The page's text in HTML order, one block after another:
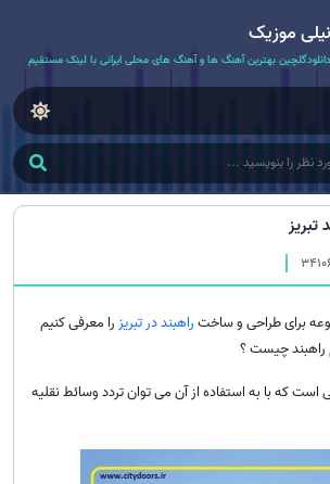
نیلی موزیک
دانلودگلچین بهترین آهنگ ها و آهنگ های محلی ایرانی با لینک مستقیم
برای طراحی و ساختراهبند در تبریز را معرفی کنیم
راهبند چیست ؟
که با به استفاده از آن می توان تردد وسائط نقلیه